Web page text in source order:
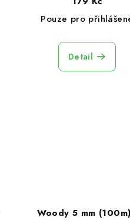
Pouze pro
Detail
Woody 5 mm